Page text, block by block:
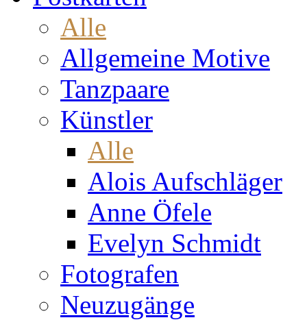
Alle
Allgemeine Motive
Tanzpaare
Künstler
Alle
Alois Aufschläger
Anne Öfele
Evelyn Schmidt
Fotografen
Neuzugänge